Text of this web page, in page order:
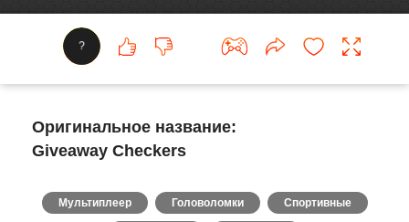
?
Оригинальное название:
Giveaway Checkers
Мультиплеер Головоломки Спортивные